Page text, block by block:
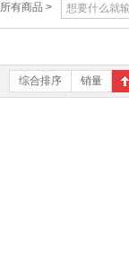
所有商品 >
综合排序 销量